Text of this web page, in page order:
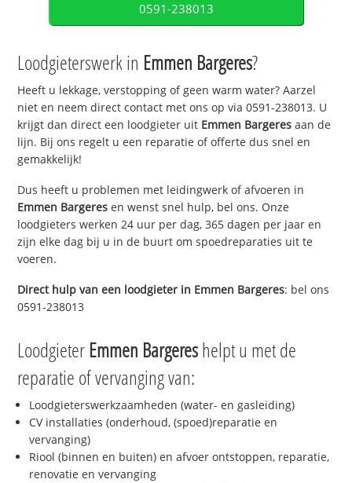
0591-238013
Loodgieterswerk in Emmen Bargeres?
Heeft u lekkage, verstopping of geen warm water? Aarzel
niet en neem direct contact met ons op via 0591-238013. U
krijgt dan direct een loodgieter uit Emmen Bargeres aan de
lijn. Bij ons regelt u een reparatie of offerte dus snel en
gemakkelijk!
Dus heeft u problemen met leidingwerk of afvoeren in
Emmen Bargeres en wenst snel hulp, bel ons. Onze
loodgieters werken 24 uur per dag, 365 dagen per jaar en
zijn elke dag bij u in de buurt om spoedreparaties uit te
voeren.
Direct hulp van een loodgieter in Emmen Bargeres: bel ons
0591-238013
Loodgieter Emmen Bargereshelpt u met de
reparatie of vervanging van:
Loodgieterswerkzaamheden (water- en gasleiding)
CV installaties (onderhoud, (spoed)reparatie en
vervanging)
Riool (binnen en buiten) en afvoer ontstoppen, reparatie,
renovatie en vervanging